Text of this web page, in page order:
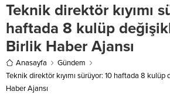
Teknik direktör kıyımı
haftada 8 kulüp
Birlik Haber Ajansı
Anasayfa
Gündem
Teknik direktör kıyımı sürüyor: 10 haftada 8
Haber Ajansı